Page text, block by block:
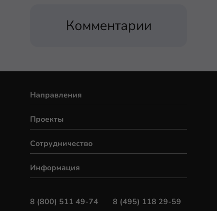
Комментарии
Направления
Сотрудничество
Проекты
Информация
8 (800) 511 49-74 8 (495) 118 29-59